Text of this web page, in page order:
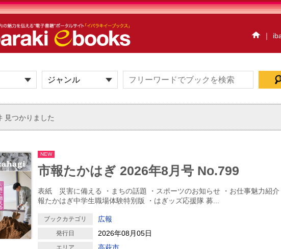
｜
イベン
だいご
茨城県
アクア
ウォー
見つかりました
NEW
市報たかはぎ 2026年8月号 No.799
表紙 災害に備える ・まちの話題 ・スポーツのお知らせ ・お仕事魅力紹介
報たかはぎ中学生職場体験特別版 ・はぎッズ応援隊 募
ブックカテゴリ 広報
発行日 2026年08月05日
エリア